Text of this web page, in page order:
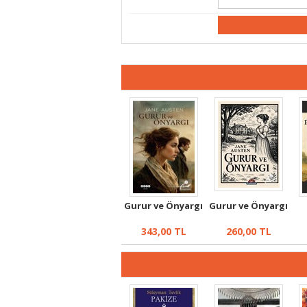
Gurur ve Önyargı
343,00TL
Gurur ve Önyargı
260,00TL